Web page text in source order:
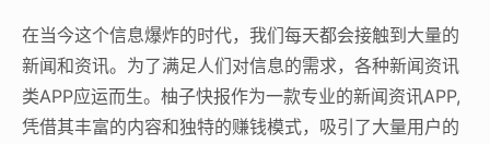
在当今这个信息爆炸的时代，我们每天都会接触到大量的
新闻和资讯。为了满足人们对信息的需求，各种新闻资讯
类APP应运而生。柚子快报作为一款专业的新闻资讯APP,
凭借其丰富的内容和独特的赚钱模式，吸引了大量用户的